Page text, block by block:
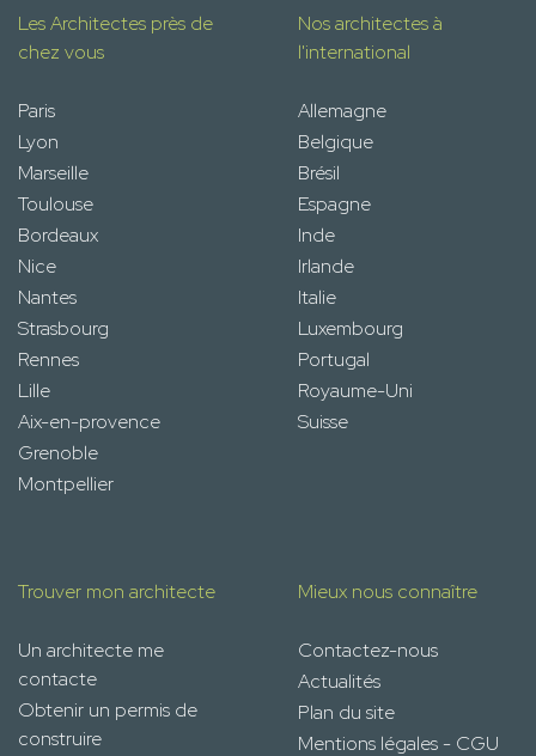
Les Architectes près de
chez vous
Paris
Lyon
Marseille
Toulouse
Bordeaux
Nice
Nantes
Strasbourg
Rennes
Lille
Aix-en-provence
Grenoble
Montpellier
Nos architectes à
l'international
Allemagne
Belgique
Brésil
Espagne
Inde
Irlande
Italie
Luxembourg
Portugal
Royaume-Uni
Suisse
Trouver mon architecte
Un architecte me
contacte
Obtenir un permis de
construire
Mieux nous connaître
Contactez-nous
Actualités
Plan du site
Mentions légales - CGU